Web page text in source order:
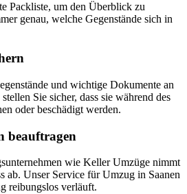
Packliste, um den Überblick zu
genau, welche Gegenstände sich in
und wichtige Dokumente an
Sie sicher, dass sie während des
oder beschädigt werden.
beauftragen
wie Keller Umzüge nimmt
ab. Unser Service für Umzug in Saanen
reibungslos verläuft.